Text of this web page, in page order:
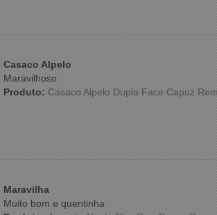
Casaco Alpelo
Maravilhoso.
Produto:Casaco Alpelo Dupla Face Capuz
Maravilha
Muito bom e quentinha